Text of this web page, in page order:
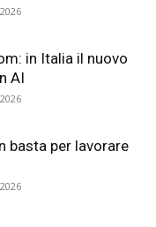
in Italia il nuovo
AI
basta per lavorare